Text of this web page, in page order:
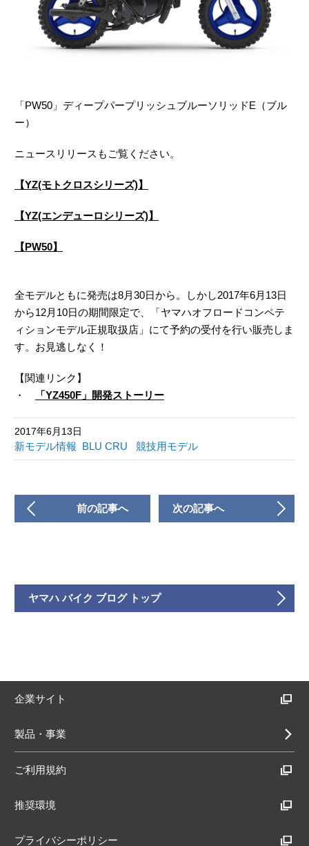
「PW50」ディープパープリッシュブルーソリッドE（ブル
ー）
ニュースリリースもご覧ください。
【YZ(モトクロスシリーズ)】
【YZ(エンデューロシリーズ)】
【PW50】
全モデルともに発売は8月30日から。しかし2017年6月13日
から12月10日の期間限定で、「ヤマハオフロードコンペテ
ィションモデル正規取扱店」にて予約の受付を行い販売しま
す。お見逃しなく！
【関連リンク】
・
「YZ450F」開発ストーリー
2017年6月13日
新モデル情報 BLU CRU 競技用モデル
前の記事へ 次の記事へ
ヤマハ バイク ブログ トップ
企業サイト
製品・事業
ご利用規約
推奨環境
プライバシーポリシー